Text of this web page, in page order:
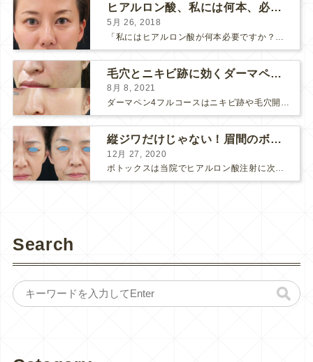
ヒアルロン酸、私には何本、必要ですか？
5月 26, 2018
毛穴とニキビ跡に効くダーマペン４フルコース
8月 8, 2021
ダーマペン4フルコースはニキビ跡や毛穴開きで悩まれている方に自信を持ってお勧めできる美肌治療です。 ↑ ダーマペン4フルコースを4回行いました。 ニキビ跡と毛穴開きが改善して肌のキメが整いまし...
縦ジワだけじゃない！眉間のボトックス注射
12月 27, 2020
ボトックスは当院でヒアルロン酸注射に次いで人気のある治療です。 私自身、美容治療が制限されていた妊娠・授乳中に一番やりたかったのはボトックスで、 「ボトックスが世の中から無くなったら困る！」と...
Search